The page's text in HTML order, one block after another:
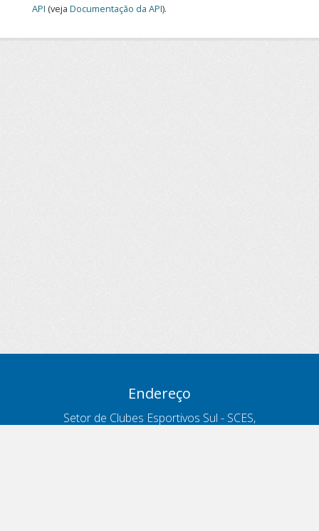
API (veja Documentação da API).
Endereço
Setor de Clubes Esportivos Sul - SCES,